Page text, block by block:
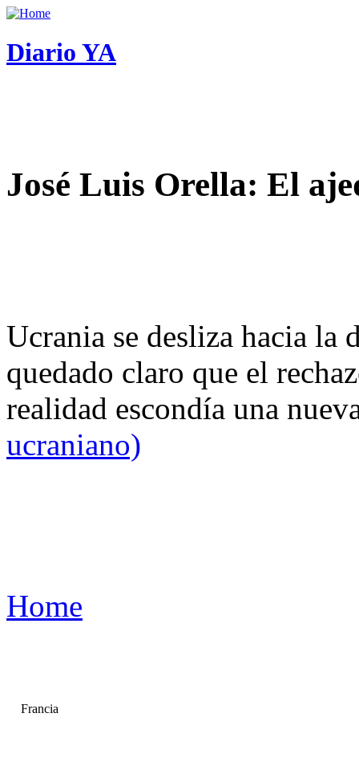
Diario YA
José Luis Orella: El
Ucrania se desliza hacia
quedado claro que el
realidad escondía una
ucraniano)
Home
Francia